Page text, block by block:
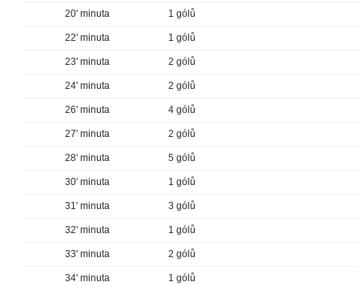
20' minuta 1 gólů
22' minuta 1 gólů
23' minuta 2 gólů
24' minuta 2 gólů
26' minuta 4 gólů
27' minuta 2 gólů
28' minuta 5 gólů
30' minuta 1 gólů
31' minuta 3 gólů
32' minuta 1 gólů
33' minuta 2 gólů
34' minuta 1 gólů